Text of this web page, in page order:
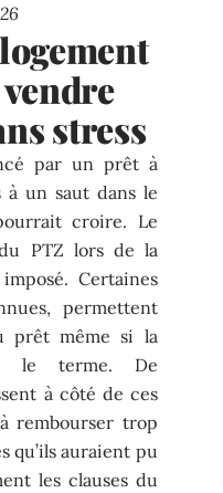
stress
par un prêt à
à un saut dans le
croire. Le
PTZ lors de la
Certaines
permettent
prêt même si la
le terme. De
à côté de ces
rembourser trop
qu’ils auraient pu
les clauses du